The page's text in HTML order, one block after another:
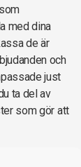
med dina
de är
och
just
ta del av
som gör att